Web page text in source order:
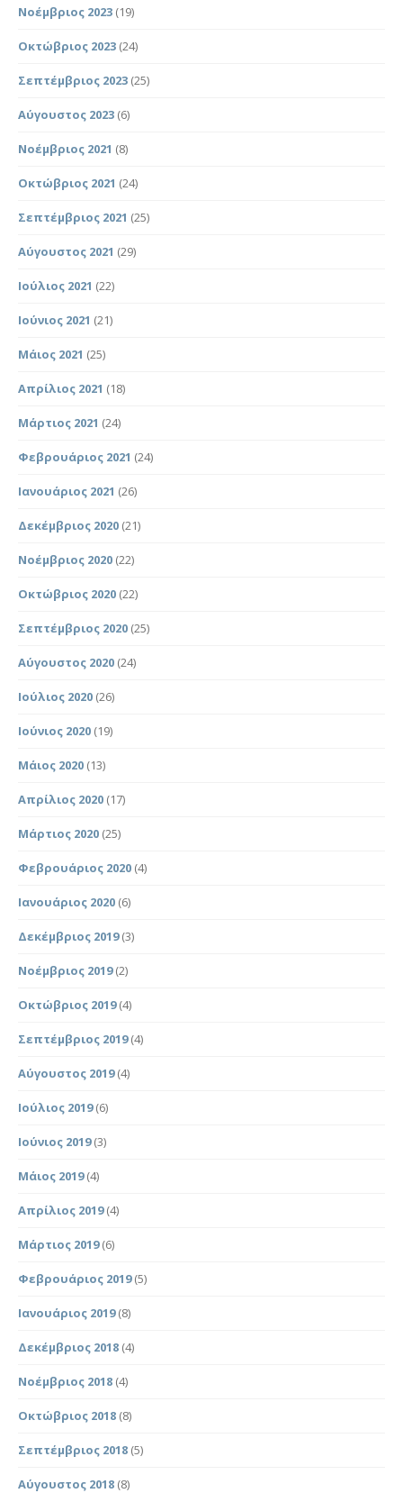
Νοέμβριος 2023 (19)
Οκτώβριος 2023 (24)
Σεπτέμβριος 2023 (25)
Αύγουστος 2023 (6)
Νοέμβριος 2021 (8)
Οκτώβριος 2021 (24)
Σεπτέμβριος 2021 (25)
Αύγουστος 2021 (29)
Ιούλιος 2021 (22)
Ιούνιος 2021 (21)
Μάιος 2021 (25)
Απρίλιος 2021 (18)
Μάρτιος 2021 (24)
Φεβρουάριος 2021 (24)
Ιανουάριος 2021 (26)
Δεκέμβριος 2020 (21)
Νοέμβριος 2020 (22)
Οκτώβριος 2020 (22)
Σεπτέμβριος 2020 (25)
Αύγουστος 2020 (24)
Ιούλιος 2020 (26)
Ιούνιος 2020 (19)
Μάιος 2020 (13)
Απρίλιος 2020 (17)
Μάρτιος 2020 (25)
Φεβρουάριος 2020 (4)
Ιανουάριος 2020 (6)
Δεκέμβριος 2019(3)
Νοέμβριος 2019(2)
Οκτώβριος 2019(4)
Σεπτέμβριος 2019(4)
Αύγουστος 2019(4)
Ιούλιος 2019(6)
Ιούνιος 2019(3)
Μάιος 2019(4)
Απρίλιος 2019(4)
Μάρτιος 2019(6)
Φεβρουάριος 2019(5)
Ιανουάριος 2019(8)
Δεκέμβριος 2018 (4)
Νοέμβριος 2018 (4)
Οκτώβριος 2018 (8)
Σεπτέμβριος 2018 (5)
Αύγουστος 2018 (8)